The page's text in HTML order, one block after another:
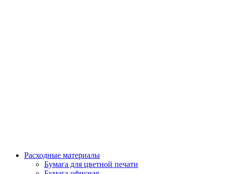
Расходные материалы
Бумага для цветной печати